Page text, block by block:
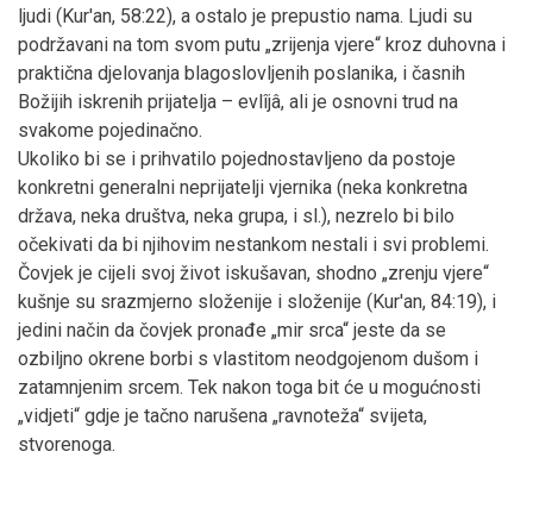
ljudi (Kur'an, 58:22), a ostalo je prepustio nama. Ljudi su
podržavani na tom svom putu „zrijenja vjere“ kroz duhovna i
praktična djelovanja blagoslovljenih poslanika, i časnih
Božijih iskrenih prijatelja – evlîjâ, ali je osnovni trud na
svakome pojedinačno.
Ukoliko bi se i prihvatilo pojednostavljeno da postoje
konkretni generalni neprijatelji vjernika (neka konkretna
država, neka društva, neka grupa, i sl.), nezrelo bi bilo
očekivati da bi njihovim nestankom nestali i svi problemi.
Čovjek je cijeli svoj život iskušavan, shodno „zrenju vjere“
kušnje su srazmjerno složenije i složenije (Kur'an, 84:19), i
jedini način da čovjek pronađe „mir srca“ jeste da se
ozbiljno okrene borbi s vlastitom neodgojenom dušom i
zatamnjenim srcem. Tek nakon toga bit će u mogućnosti
„vidjeti“ gdje je tačno narušena „ravnoteža“ svijeta,
stvorenoga.